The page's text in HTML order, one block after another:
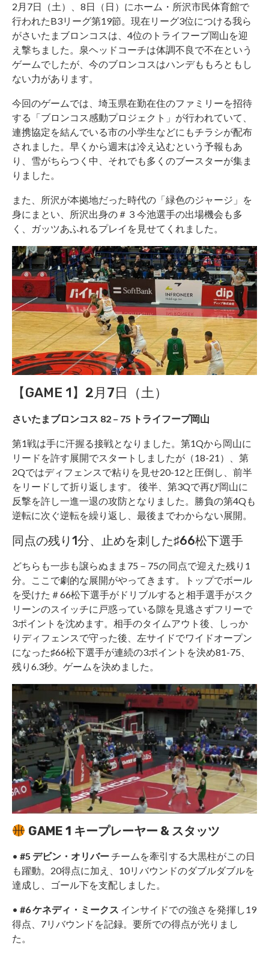
2月7日（土）、8日（日）にホーム・所沢市民体育館で
行われたB3リーグ第19節。現在リーグ3位につける我ら
がさいたまブロンコスは、4位のトライフープ岡山を迎
え撃ちました。泉ヘッドコーチは体調不良で不在という
ゲームでしたが、今のブロンコスはハンデももろともし
ない力があります。
今回のゲームでは、埼玉県在勤在住のファミリーを招待
する「ブロンコス感動プロジェクト」が行われていて、
連携協定を結んでいる市の小学生などにもチラシが配布
されました。早くから週末は冷え込むという予報もあ
り、雪がちらつく中、それでも多くのブースターが集ま
りました。
また、所沢が本拠地だった時代の「緑色のジャージ」を
身にまとい、所沢出身の＃３今池選手の出場機会も多
く、ガッツあふれるプレイを見せてくれました。
【GAME 1】2月7日（土）
さいたまブロンコス 82 – 75 トライフープ岡山
第1戦は手に汗握る接戦となりました。第1Qから岡山に
リードを許す展開でスタートしましたが（18-21）、第
2Qではディフェンスで粘りを見せ20-12と圧倒し、前半
をリードして折り返します。 後半、第3Qで再び岡山に
反撃を許し一進一退の攻防となりました。勝負の第4Qも
逆転に次ぐ逆転を繰り返し、最後までわからない展開。
同点の残り1分、止めを刺した♯66松下選手
どちらも一歩も譲らぬまま75－75の同点で迎えた残り1
分。ここで劇的な展開がやってきます。トップでボール
を受けた＃66松下選手がドリブルすると相手選手がスク
リーンのスイッチに戸惑っている隙を見逃さずフリーで
3ポイントを沈めます。相手のタイムアウト後、しっか
りディフェンスで守った後、左サイドでワイドオープン
になった♯66松下選手が連続の3ポイントを決め81-75、
残り6.3秒。ゲームを決めました。
GAME 1 キープレーヤー & スタッツ
• #5 デビン・オリバーチームを牽引する大黒柱がこの日
も躍動。20得点に加え、10リバウンドのダブルダブルを
達成し、ゴール下を支配しました。
• #6 ケネディ・ミークス インサイドでの強さを発揮し19
得点、7リバウンドを記録。要所での得点が光りまし
た。